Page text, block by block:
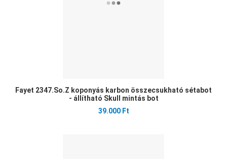
Fayet 2347.So.Z koponyás karbon összecsukható sétabot
- állítható Skull mintás bot
39.000 Ft